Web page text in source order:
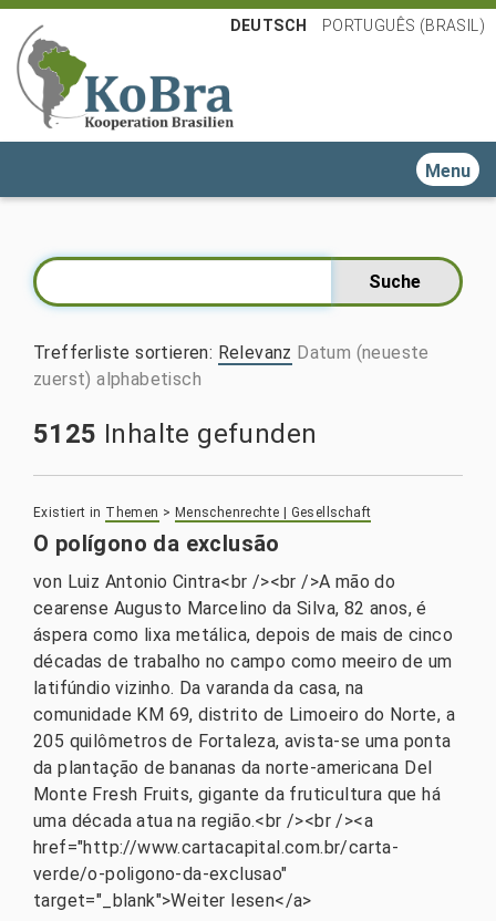
DEUTSCH PORTUGUÊS (BRASIL)
Toggle
Trefferliste sortieren: Relevanz Datum (neueste
zuerst) alphabetisch
5125 Inhalte gefunden
Existiert in Themen > Menschenrechte | Gesellschaft
O polígono da exclusão
von Luiz Antonio Cintra<br /><br />A mão do
cearense Augusto Marcelino da Silva, 82 anos, é
áspera como lixa metálica, depois de mais de cinco
décadas de trabalho no campo como meeiro de um
latifúndio vizinho. Da varanda da casa, na
comunidade KM 69, distrito de Limoeiro do Norte, a
205 quilômetros de Fortaleza, avista-se uma ponta
da plantação de bananas da norte-americana Del
Monte Fresh Fruits, gigante da fruticultura que há
uma década atua na região.<br /><br /><a
href="http://www.cartacapital.com.br/carta-
verde/o-poligono-da-exclusao"
target="_blank">Weiter lesen</a>